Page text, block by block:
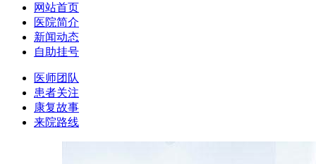
网站首页
医院简介
新闻动态
自助挂号
医师团队
患者关注
康复故事
来院路线